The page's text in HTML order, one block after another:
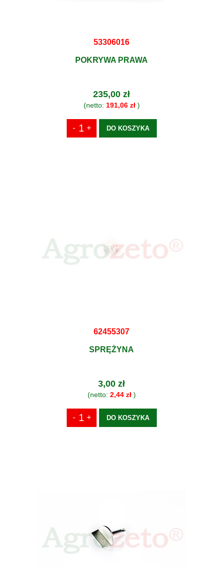
53306016
POKRYWA PRAWA
235,00 zł
(netto: 191,06 zł)
DO KOSZYKA
62455307
SPRĘŻYNA
3,00 zł
(netto: 2,44 zł)
DO KOSZYKA